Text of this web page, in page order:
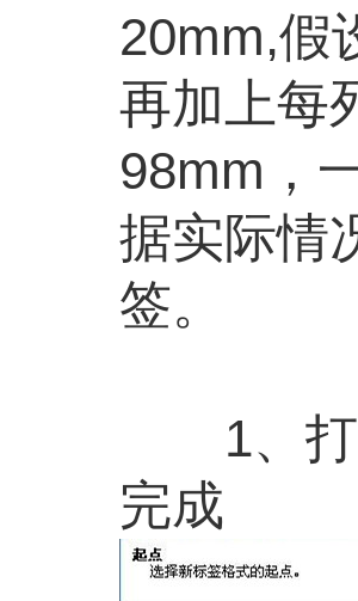
20mm,假
再加上每
98mm，
据实际情
签。
1、打
完成